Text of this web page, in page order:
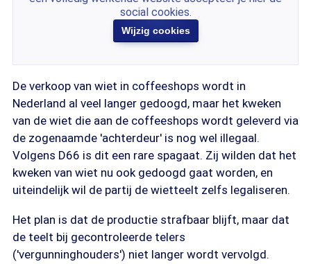
social cookies.
Wijzig cookies
De verkoop van wiet in coffeeshops wordt in
Nederland al veel langer gedoogd, maar het kweken
van de wiet die aan de coffeeshops wordt geleverd via
de zogenaamde 'achterdeur' is nog wel illegaal.
Volgens D66 is dit een rare spagaat. Zij wilden dat het
kweken van wiet nu ook gedoogd gaat worden, en
uiteindelijk wil de partij de wietteelt zelfs legaliseren.
Het plan is dat de productie strafbaar blijft, maar dat
de teelt bij gecontroleerde telers
('vergunninghouders') niet langer wordt vervolgd.